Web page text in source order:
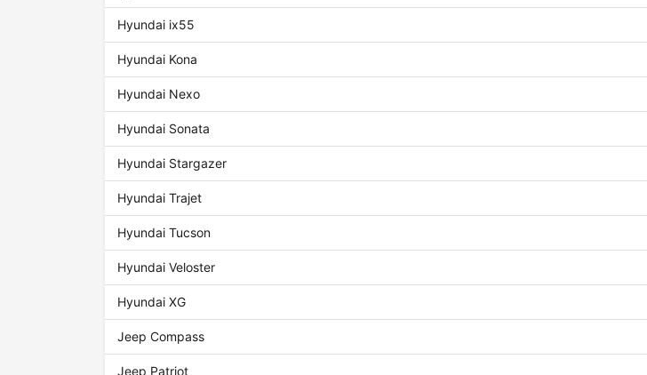
Hyundai ix55
Hyundai Kona
Hyundai Nexo
Hyundai Sonata
Hyundai Stargazer
Hyundai Trajet
Hyundai Tucson
Hyundai Veloster
Hyundai XG
Jeep Compass
Jeep Patriot